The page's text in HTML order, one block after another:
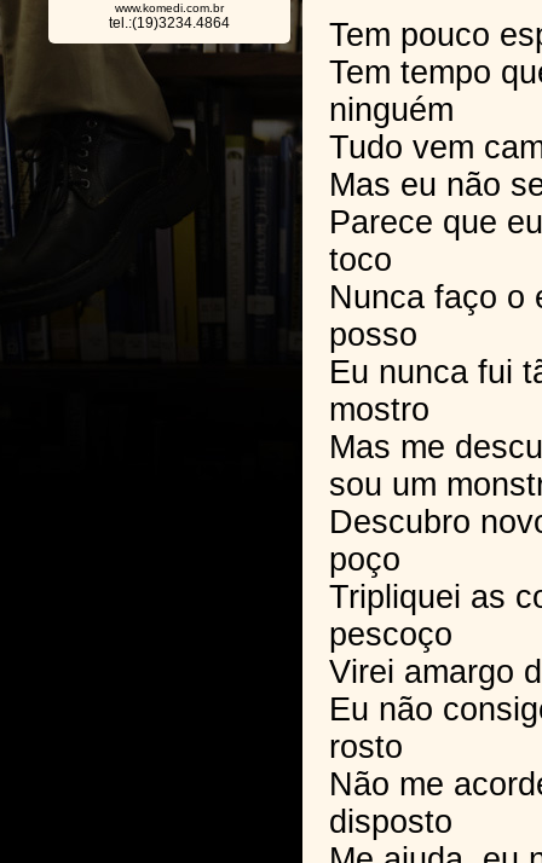
www.komedi.com.br
tel.:(19)3234.4864
Tem pouco
Tem tempo
ninguém
Tudo vem
Mas eu não
Parece que
toco
Nunca faço o
posso
Eu nunca fui
mostro
Mas me
sou um
Descubro
poço
Tripliquei as
pescoço
Virei amargo
Eu não
rosto
Não me
disposto